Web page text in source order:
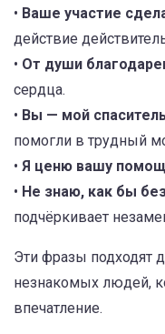
• Ваше участие
действие
• От души
сердца.
• Вы — мой
помогли в трудный
• Я ценю вашу
• Не знаю, как бы
подчёркивает
Эти фразы подходят
незнакомых людей,
впечатление.